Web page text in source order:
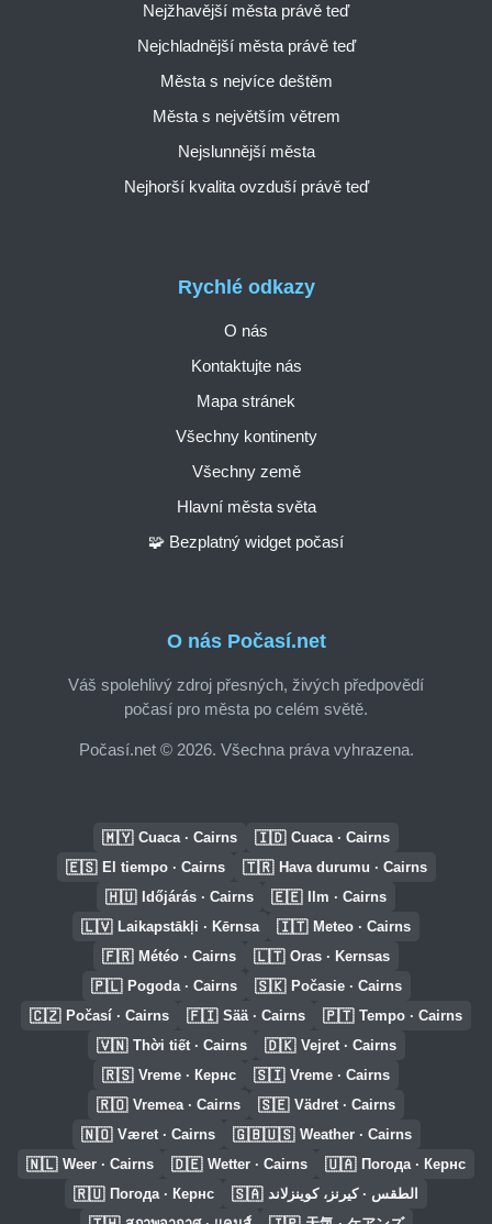
O nás Počasí.net
Váš spolehlivý zdroj přesných, živých předpovědí
počasí pro města po celém světě.
Počasí.net © 2026. Všechna práva vyhrazena.
Rychlé odkazy
O nás
Kontaktujte nás
Mapa stránek
Všechny kontinenty
Všechny země
Hlavní města světa
🧩 Bezplatný widget počasí
Nejžhavější města právě teď
Nejchladnější města právě teď
Města s nejvíce deštěm
Města s největším větrem
Nejslunnější města
Nejhorší kvalita ovzduší právě teď
🇲🇾 Cuaca · Cairns 🇮🇩 Cuaca · Cairns
🇪🇸 El tiempo · Cairns 🇹🇷 Hava durumu · Cairns
🇭🇺 Időjárás · Cairns 🇪🇪 Ilm · Cairns
🇱🇻 Laikapstākļi · Kērnsa 🇮🇹 Meteo · Cairns
🇫🇷 Météo · Cairns 🇱🇹 Oras · Kernsas
🇵🇱 Pogoda · Cairns 🇸🇰 Počasie · Cairns
🇨🇿 Počasí · Cairns 🇫🇮 Sää · Cairns 🇵🇹 Tempo · Cairns
🇻🇳 Thời tiết · Cairns 🇩🇰 Vejret · Cairns
🇷🇸 Vreme · Кернс 🇸🇮 Vreme · Cairns
🇷🇴 Vremea · Cairns 🇸🇪 Vädret · Cairns
🇳🇴 Været · Cairns 🇬🇧🇺🇸 Weather · Cairns
🇳🇱 Weer · Cairns 🇩🇪 Wetter · Cairns 🇺🇦 Погода · Кернс
🇷🇺 Погода · Кернс 🇸🇦 الطقس · كيرنز، كوينزلاند